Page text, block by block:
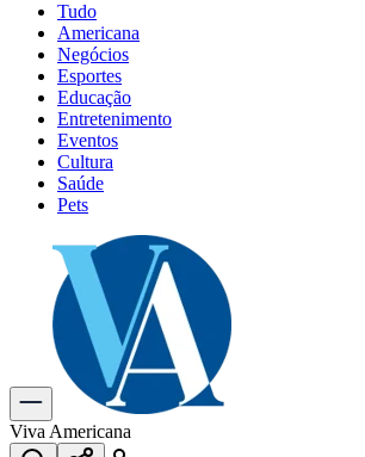
Tudo
Americana
Negócios
Esportes
Educação
Entretenimento
Eventos
Cultura
Saúde
Pets
Explore Tudo
Últimas Notícias
Previsão do Tempo
Dia a Dia & Lazer
Gastronomia
Cinema & Shows
Para Sua Empresa
Viva Americana